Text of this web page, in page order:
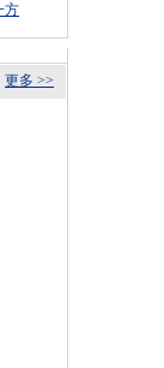
方
更多 >>